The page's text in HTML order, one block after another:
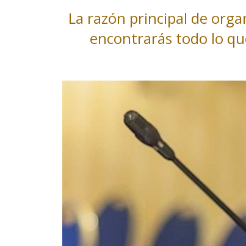
​La razón principal de
encontrarás todo lo